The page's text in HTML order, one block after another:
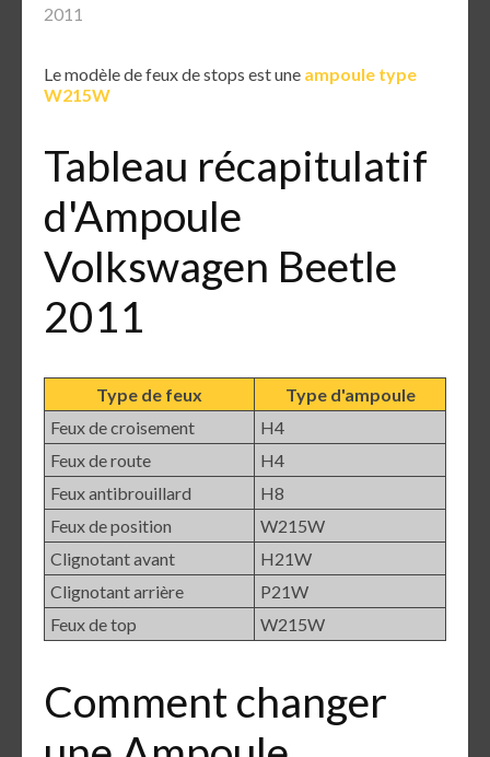
2011
Le modèle de feux de stops est une ampoule type
W215W
Tableau récapitulatif
d'Ampoule
Volkswagen Beetle
2011
Type de feux
Type d'ampoule
Feux de croisement
H4
Feux de route
H4
Feux antibrouillard
H8
Feux de position
W215W
Clignotant avant
H21W
Clignotant arrière
P21W
Feux de top
W215W
Comment changer